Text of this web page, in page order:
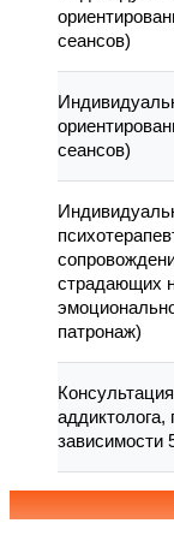
сеансов)
сеансов)
страдающих
патронаж)
аддиктолога,
зависимости